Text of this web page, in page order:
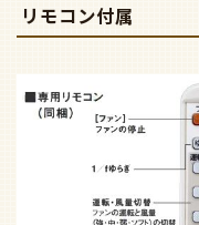
リモコン付属